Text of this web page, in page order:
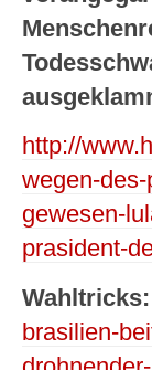
http://
wegen-
gewesen-
prasident-
Wahltricks:
brasilien-